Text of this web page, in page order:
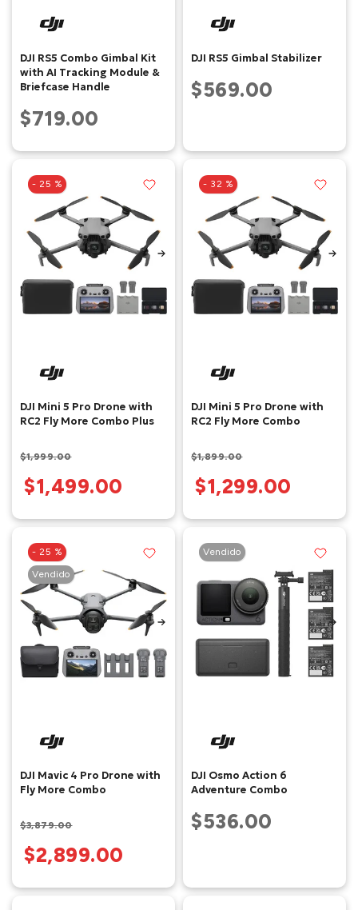
DJI RS5 Combo Gimbal Kit
with AI Tracking Module &
Briefcase Handle
$719.00
DJI RS5 Gimbal Stabilizer
$569.00
- 25 %
DJI Mini 5 Pro Drone with
RC2 Fly More Combo Plus
$1,999.00
$1,499.00
- 32 %
DJI Mini 5 Pro Drone with
RC2 Fly More Combo
$1,899.00
$1,299.00
- 25 %
Vendido
DJI Mavic 4 Pro Drone with
Fly More Combo
$3,879.00
$2,899.00
Vendido
DJI Osmo Action 6
Adventure Combo
$536.00